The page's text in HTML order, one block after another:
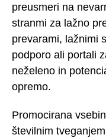
preusmeri na
stranmi za lažno
prevarami, lažnimi
podporo ali portali
neželeno in
opremo.
Promocirana
številnim